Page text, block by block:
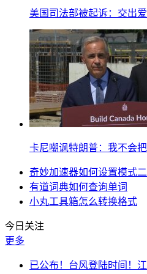
美国司法部被起诉：交出
卡尼嘲讽特朗普：我不会
奇妙加速器如何设置模式二
有道词典如何查询单词
小丸工具箱怎么转换格式
今日关注
更多
已公布！台风登陆时间！